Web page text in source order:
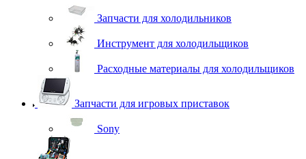
Запчасти для холодильников
Инструмент для холодильщиков
Расходные материалы для холодильщиков
Запчасти для игровых приставок
Sony